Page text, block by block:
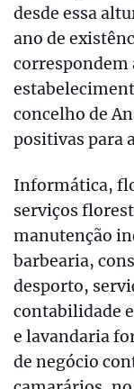
desde essa
ano de
correspondem
concelho de
positivas para
Informática,
serviços
manutenção
barbearia,
desporto,
contabilidade
e lavandaria
de negócio